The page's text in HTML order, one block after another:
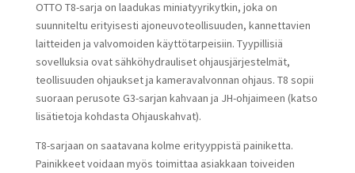
OTTO T8-sarja on laadukas miniatyyrikytkin, joka on
suunniteltu erityisesti ajoneuvoteollisuuden, kannettavien
laitteiden ja valvomoiden käyttötarpeisiin. Tyypillisiä
sovelluksia ovat sähköhydrauliset ohjausjärjestelmät,
teollisuuden ohjaukset ja kameravalvonnan ohjaus. T8 sopii
suoraan perusote G3-sarjan kahvaan ja JH-ohjaimeen (katso
lisätietoja kohdasta Ohjauskahvat).
T8-sarjaan on saatavana kolme erityyppistä painiketta.
Painikkeet voidaan myös toimittaa asiakkaan toiveiden